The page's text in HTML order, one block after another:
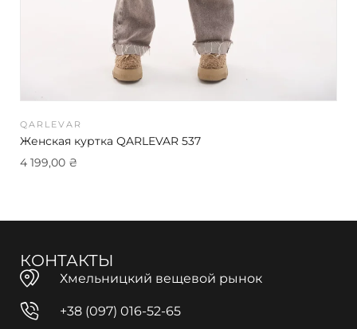
QARLEVAR
Женская куртка QARLEVAR 537
4 199,00 ₴
КОНТАКТЫ
Хмельницкий вещевой рынок
+38 (097) 016-52-65